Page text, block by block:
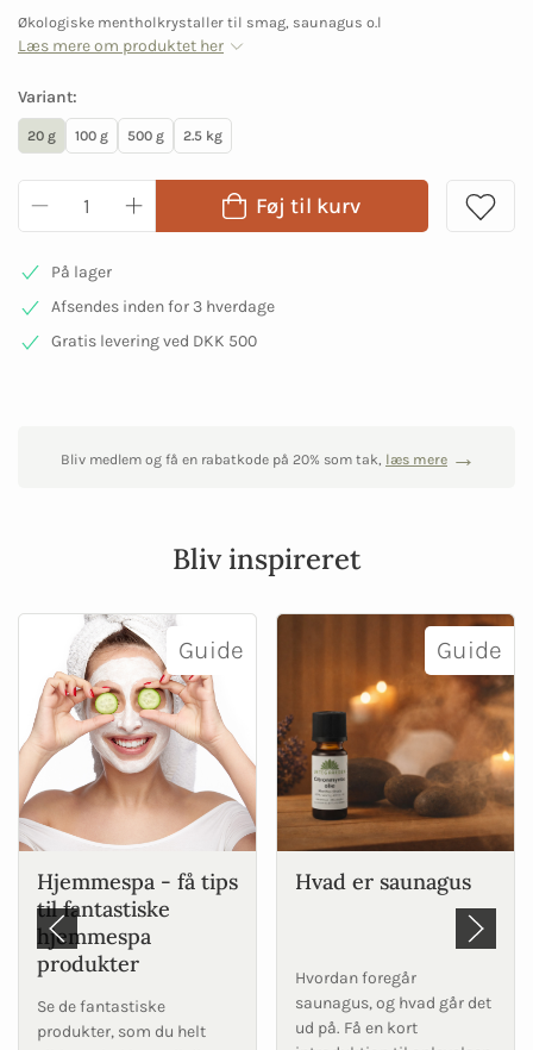
Økologiske mentholkrystaller til smag, saunagus o.l
Læs mere om produktet her
Variant:
20 g 100 g 500 g 2.5 kg
Føj til kurv
På lager
Afsendes inden for 3 hverdage
Gratis levering ved DKK 500
Bliv medlem og få en rabatkode på 20% som tak, læs mere
Bliv inspireret
Guide
Hjemmespa - få tips
til fantastiske
hjemmespa
produkter
Se de fantastiske
produkter, som du helt
Guide
Hvad er saunagus
Hvordan foregår
saunagus, og hvad går det
ud på. Få en kort